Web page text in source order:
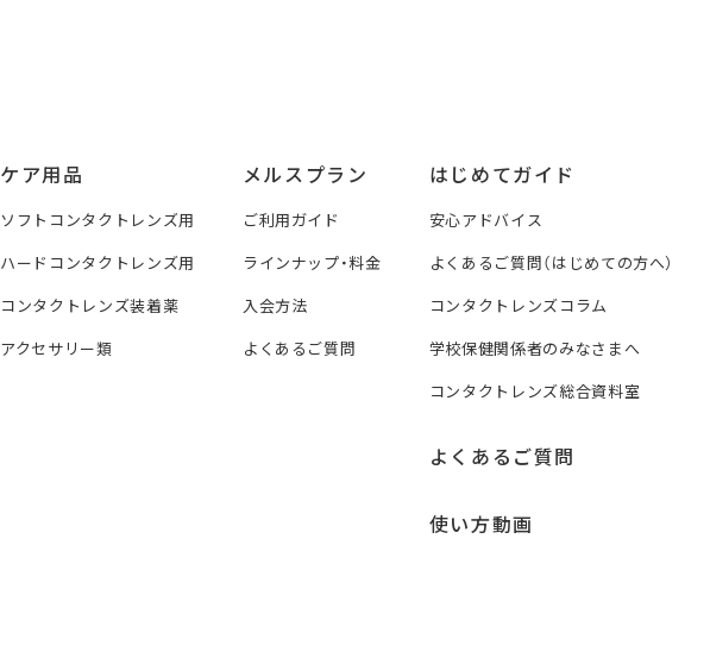
ケア用品
ソフトコンタクトレンズ用
ハードコンタクトレンズ用
コンタクトレンズ装着薬
アクセサリー類
メルスプラン
ご利用ガイド
ラインナップ・料金
入会方法
よくあるご質問
はじめてガイド
安心アドバイス
よくあるご質問（はじめての方へ）
コンタクトレンズコラム
学校保健関係者のみなさまへ
コンタクトレンズ総合資料室
よくあるご質問
使い方動画